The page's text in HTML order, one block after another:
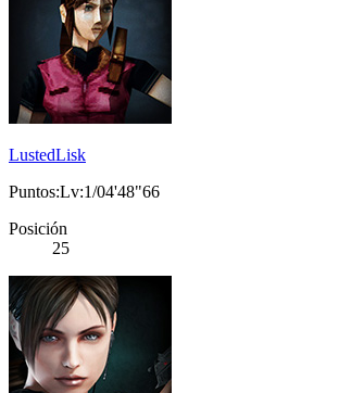
LustedLisk
Puntos:Lv:1/04'48"66
Posición
25